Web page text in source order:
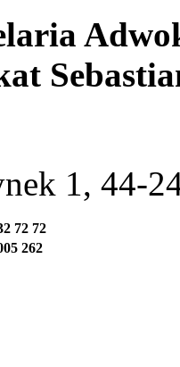
1, 44-
72 72
262